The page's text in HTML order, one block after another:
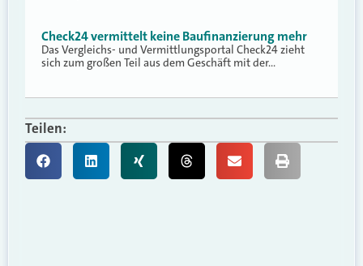
Check24 vermittelt keine Baufinanzierung mehr
Das Vergleichs- und Vermittlungsportal Check24 zieht
sich zum großen Teil aus dem Geschäft mit der…
Teilen: